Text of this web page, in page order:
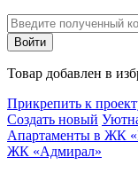
Товар добавлен в
Прикрепить к
Создать новый
Апартаменты в ЖК
ЖК «Адмирал»